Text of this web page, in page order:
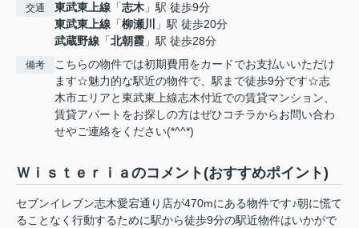
交通 東武東上線 「志木 」駅 徒歩9分
東武東上線 「柳瀬川
」駅 徒歩20分
武蔵野線 「北朝霞 」駅 徒歩28分
備考
こちらの物件では初期費用をカードでお支払いいただけ
ます☆魅力的な駅近の物件で、駅まで徒歩9分です☆志
木市エリアと東武東上線志木付近での賃貸マンション、
賃貸アパートをお探しの方はぜひコチラからお問い合わ
せやご連絡をください(*^^*)
Ｗｉｓｔｅｒｉａのコメント(おすすめポイント)
セブンイレブン志木愛宕通り店が470mにある物件です♪朝に慌て
ることなく行動するために駅から徒歩9分の駅近物件はいかがで